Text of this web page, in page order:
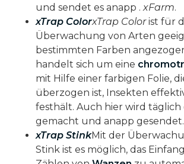
und sendet es anapp .xFarm.
xTrap ColorxTrap Colorist für
Überwachung von Arten
bestimmten Farben
handelt sich um eine
mit Hilfe einer farbigen Folie,
überzogen ist, Insekten
festhält. Auch hier wird täglich
gemacht und anapp
xTrap StinkMit der
Stink ist es möglich, das